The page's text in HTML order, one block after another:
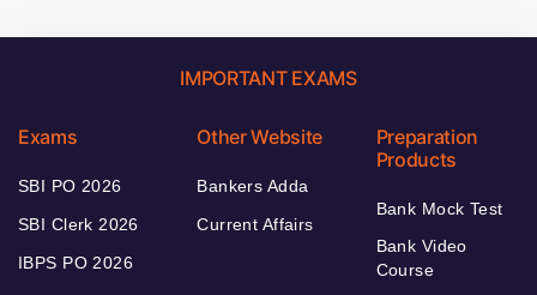
IMPORTANT EXAMS
Exams
SBI PO 2026
SBI Clerk 2026
IBPS PO 2026
Other Website
Bankers Adda
Current Affairs
Preparation
Products
Bank Mock Test
Bank Video
Course